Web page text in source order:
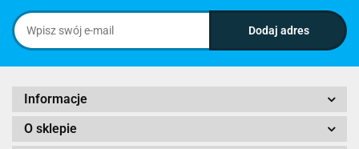
Informacje
O sklepie